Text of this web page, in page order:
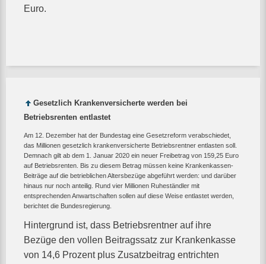
Euro.
Gesetzlich Krankenversicherte werden bei
Betriebsrenten entlastet
Am 12. Dezember hat der Bundestag eine Gesetzreform verabschiedet,
das Millionen gesetzlich krankenversicherte Betriebsrentner entlasten soll.
Demnach gilt ab dem 1. Januar 2020 ein neuer Freibetrag von 159,25 Euro
auf Betriebsrenten. Bis zu diesem Betrag müssen keine Krankenkassen-
Beiträge auf die betrieblichen Altersbezüge abgeführt werden: und darüber
hinaus nur noch anteilig. Rund vier Millionen Ruheständler mit
entsprechenden Anwartschaften sollen auf diese Weise entlastet werden,
berichtet die Bundesregierung.
Hintergrund ist, dass Betriebsrentner auf ihre
Bezüge den vollen Beitragssatz zur Krankenkasse
von 14,6 Prozent plus Zusatzbeitrag entrichten